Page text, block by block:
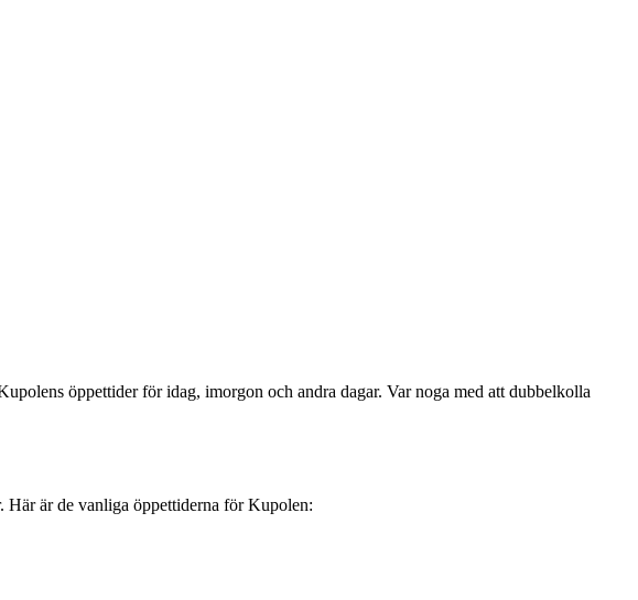
öppettider för idag, imorgon och andra dagar. Var noga med att dubbelkolla
Här är de vanliga öppettiderna för Kupolen: